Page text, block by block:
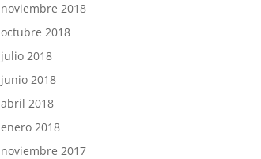
noviembre 2018
octubre 2018
julio 2018
junio 2018
abril 2018
enero 2018
noviembre 2017